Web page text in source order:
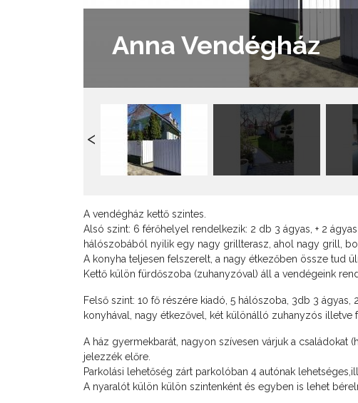
Anna Vendégház
A vendégház kettő szintes.
Alsó szint: 6 férőhelyel rendelkezik: 2 db 3 ágyas, + 2
hálószobából nyilik egy nagy grillterasz, ahol nagy grill,
A konyha teljesen felszerelt, a nagy étkezőben össze tud
Kettő külön fürdőszoba (zuhanyzóval) áll a vendégeink
Felső szint: 10 fő részére kiadó, 5 hálószoba, 3db 3
konyhával, nagy étkezővel, két különálló zuhanyzós illetve
A ház gyermekbarát, nagyon szívesen várjuk a családokat
jelezzék előre.
Parkolási lehetőség zárt parkolóban 4 autónak
A nyaralót külön külön szintenként és egyben is lehet